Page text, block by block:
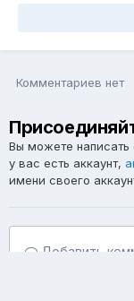
Комментариев нет
Вы можете написать
у вас есть аккаунт,
имени своего
Добавить